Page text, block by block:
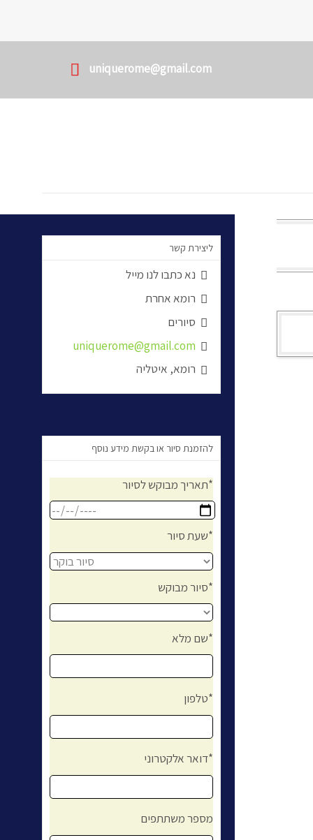
uniquerome@gmail.com

ליצירת קשר
 נא כתבו לנו מייל
 רומא אחרת
 סיורים

uniquerome@gmail.com
 רומא, איטליה
להזמנת סיור או בקשת מידע נוסף
תאריך מבוקש לסיור*
שעת סיור*
סיור מבוקש*
שם מלא*
טלפון*
דואר אלקטרוני*
מספר משתתפים